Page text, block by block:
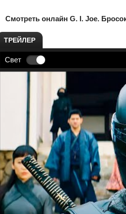
Смотреть онлайн G. I. Joe.
ТРЕЙЛЕР
Свет